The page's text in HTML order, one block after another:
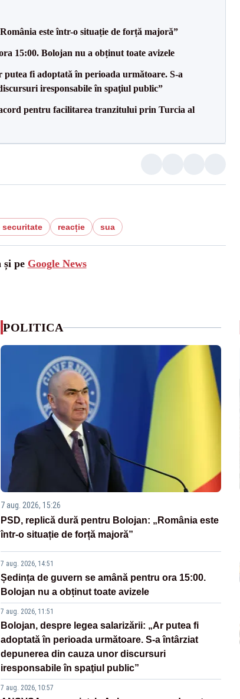
este într-o situație de forță majoră”
15:00. Bolojan nu a obținut toate avizele
fi adoptată în perioada următoare. S-a
iresponsabile în spaţiul public”
pentru facilitarea tranzitului prin Turcia al
reacție sua
și pe Google News
POLITICA
7 aug. 2026, 15:26
PSD, replică dură pentru Bolojan: „România este
într-o situație de forță majoră”
7 aug. 2026, 14:51
Ședința de guvern se amână pentru ora 15:00.
Bolojan nu a obținut toate avizele
7 aug. 2026, 11:51
Bolojan, despre legea salarizării: „Ar putea fi
adoptată în perioada următoare. S-a întârziat
depunerea din cauza unor discursuri
iresponsabile în spaţiul public”
7 aug. 2026, 10:57